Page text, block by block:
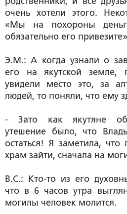
очень хотели этого.
«Мы на похороны
обязательно его
Э.М.: А когда узнали о
его на якутской земле,
увидели место это, за
людей, то поняли, что ему
- Зато как якутяне
утешение было, что
остаться! Я заметила,
храм зайти, сначала на
В.С.: Кто-то из его
что в 6 часов утра
могилы человек молится.